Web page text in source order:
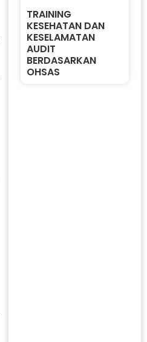
TRAINING
KESEHATAN DAN
KESELAMATAN
AUDIT
BERDASARKAN
OHSAS